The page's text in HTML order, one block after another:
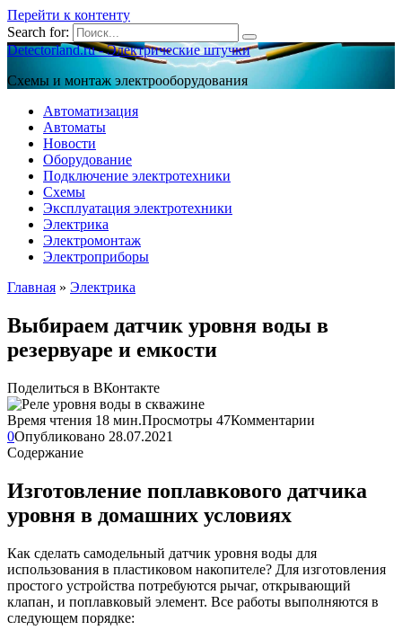
Перейти к контенту
Search for:
Detectorland.ru - Электрические штучки
Схемы и монтаж электрооборудования
Автоматизация
Автоматы
Новости
Оборудование
Подключение электротехники
Схемы
Эксплуатация электротехники
Электрика
Электромонтаж
Электроприборы
Главная » Электрика
Выбираем датчик уровня воды в
резервуаре и емкости
Поделиться в ВКонтакте
Время чтения 18 мин.Просмотры 47Комментарии
0Опубликовано 28.07.2021
Содержание
Изготовление поплавкового датчика
уровня в домашних условиях
Как сделать самодельный датчик уровня воды для
использования в пластиковом накопителе? Для изготовления
простого устройства потребуются рычаг, открывающий
клапан, и поплавковый элемент. Все работы выполняются в
следующем порядке: